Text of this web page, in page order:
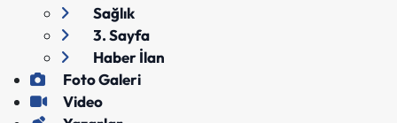
Sağlık
3. Sayfa
Haber İlan
Foto Galeri
Video